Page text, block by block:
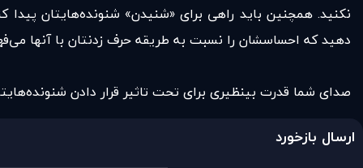
نکنید. همچنین باید راهی برای «شنیدن» شنونده‌هایتان
دهید که احساسشان را نسبت به طریقه حرف زدنتان با آنها
صدای شما قدرت بینظیری برای تحت تاثیر قرار دادن
ارسال بازخورد